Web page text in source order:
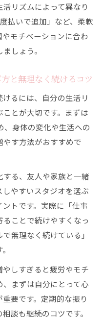
リズムによって異なり
払いで追加」など、柔軟
モチベーションに合わ
しょう。
と無理なく続けるコツ
るには、自分の生活リ
とが大切です。まずは
、身体の変化や生活への
す方法がおすすめで
する、友人や家族と一緒
やすいスタジオを選ぶ
トです。実際に「仕事
ことで続けやすくなっ
無理なく続けている」
しすぎると疲労やモチ
まずは自分にとって心
要です。定期的な振り
談も継続のコツです。